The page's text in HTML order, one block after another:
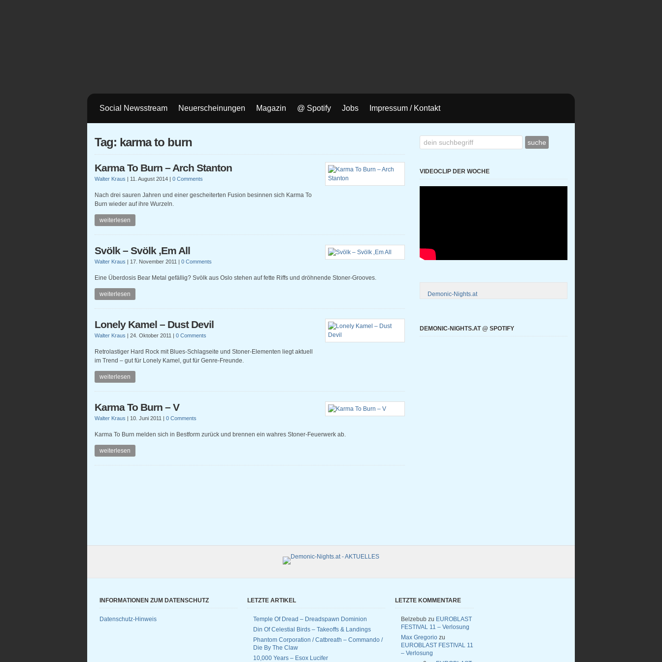
Social Newsstream Neuerscheinungen Magazin @ Spotify Jobs Impressum / Kontakt
Tag: karma to burn
Karma To Burn – Arch Stanton
Walter Kraus | 11. August 2014 | 0 Comments
Nach drei sauren Jahren und einer gescheiterten Fusion besinnen sich Karma To
Burn wieder auf ihre Wurzeln.
weiterlesen
Svölk – Svölk ‚Em All
Walter Kraus | 17. November 2011 | 0 Comments
Eine Überdosis Bear Metal gefällig? Svölk aus Oslo stehen auf fette Riffs und dröhnende Stoner-Grooves.
weiterlesen
Lonely Kamel – Dust Devil
Walter Kraus | 24. Oktober 2011 | 0 Comments
Retrolastiger Hard Rock mit Blues-Schlagseite und Stoner-Elementen liegt aktuell
im Trend – gut für Lonely Kamel, gut für Genre-Freunde.
weiterlesen
Karma To Burn – V
Walter Kraus | 10. Juni 2011 | 0 Comments
Karma To Burn melden sich in Bestform zurück und brennen ein wahres Stoner-Feuerwerk ab.
weiterlesen
VIDEOCLIP DER WOCHE
Demonic-Nights.at
DEMONIC-NIGHTS.AT @ SPOTIFY
INFORMATIONEN ZUM DATENSCHUTZ
Datenschutz-Hinweis
LETZTE ARTIKEL
Temple Of Dread – Dreadspawn Dominion
Din Of Celestial Birds – Takeoffs & Landings
Phantom Corporation / Catbreath – Commando /
Die By The Claw
10,000 Years – Esox Lucifer
LETZTE KOMMENTARE
Belzebub zu EUROBLAST
FESTIVAL 11 – Verlosung
Max Gregorio zu
EUROBLAST FESTIVAL 11
– Verlosung